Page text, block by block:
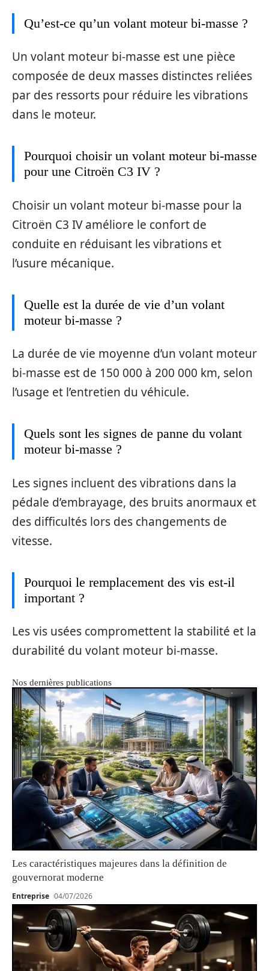
Qu’est-ce qu’un volant moteur bi-masse ?
Un volant moteur bi-masse est une pièce
composée de deux masses distinctes reliées
par des ressorts pour réduire les vibrations
dans le moteur.
Pourquoi choisir un volant moteur bi-masse
pour une Citroën C3 IV ?
Choisir un volant moteur bi-masse pour la
Citroën C3 IV améliore le confort de
conduite en réduisant les vibrations et
l’usure mécanique.
Quelle est la durée de vie d’un volant
moteur bi-masse ?
La durée de vie moyenne d’un volant moteur
bi-masse est de 150 000 à 200 000 km, selon
l’usage et l’entretien du véhicule.
Quels sont les signes de panne du volant
moteur bi-masse ?
Les signes incluent des vibrations dans la
pédale d’embrayage, des bruits anormaux et
des difficultés lors des changements de
vitesse.
Pourquoi le remplacement des vis est-il
important ?
Les vis usées compromettent la stabilité et la
durabilité du volant moteur bi-masse.
Nos dernières publications
Les caractéristiques majeures dans la définition de
gouvernorat moderne
Entreprise 04/07/2026